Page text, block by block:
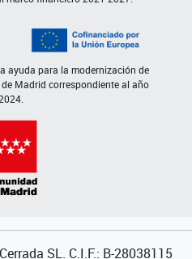
ayuda para la modernización de
Madrid correspondiente al año
Cerrada SL. C.I.F.: B-28038115